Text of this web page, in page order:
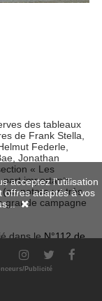
des tableaux
de Frank Stella,
Federle,
Jonathan
« Les
part importante
notera un très
grande campagne
dans leN°112 de
Publicité
acceptez l'utilisation
offres adaptés à vos